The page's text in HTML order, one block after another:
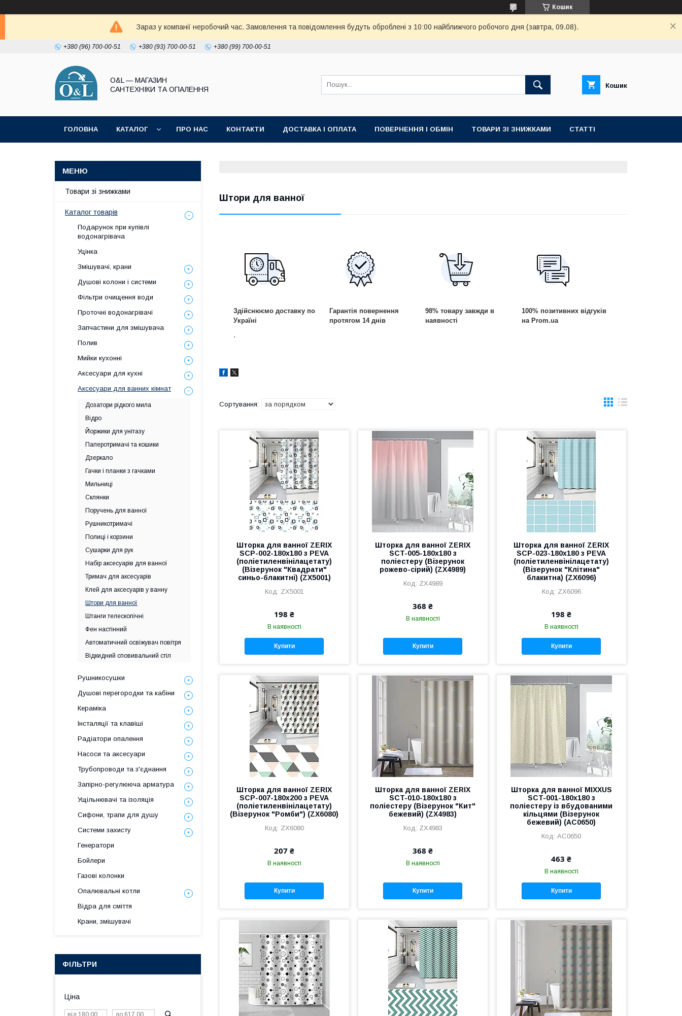
Кошик
Зараз у компанії неробочий час. Замовлення та повідомлення будуть оброблені з 10:00 найближчого робочого дня (завтра, 09.08).
+380 (96) 700-00-51 +380 (93) 700-00-51 +380 (99) 700-00-51
O&L — МАГАЗИН
САНТЕХНІКИ ТА ОПАЛЕННЯ
Кошик
ГОЛОВНА КАТАЛОГ ПРО НАС КОНТАКТИ ДОСТАВКА І ОПЛАТА ПОВЕРНЕННЯ І ОБМІН ТОВАРИ ЗІ ЗНИЖКАМИ СТАТТІ
Штори для ванної
Здійснюємо доставку по
Україні
.
Гарантія повернення
протягом 14 днів
98% товару завжди в
наявності
100% позитивних відгуків
на Prom.ua
Шторка для ванної ZERIX
SCP-002-180x180 з PEVA
(поліетиленвінілацетату)
(Візерунок "Квадрати"
синьо-блакитні) (ZX5001)
ZX5001
198 ₴
В наявності
Купити
Шторка для ванної ZERIX
SCT-005-180x180 з
поліестеру (Візерунок
рожево-сірий) (ZX4989)
ZX4989
368 ₴
В наявності
Купити
Шторка для ванної ZERIX
SCP-023-180x180 з PEVA
(поліетиленвінілацетату)
(Візерунок "Клітина"
блакитна) (ZX6096)
ZX6096
198 ₴
В наявності
Купити
Шторка для ванної ZERIX
SCP-007-180x200 з PEVA
(поліетиленвінілацетату)
(Візерунок "Ромби") (ZX6080)
ZX6080
207 ₴
В наявності
Купити
Шторка для ванної ZERIX
SCT-010-180x180 з
поліестеру (Візерунок "Кит"
бежевий) (ZX4983)
ZX4983
368 ₴
В наявності
Купити
Шторка для ванної MIXXUS
SCT-001-180x180 з
поліестеру із вбудованими
кільцями (Візерунок
бежевий) (AC0650)
AC0650
463 ₴
В наявності
Купити
Товари зі знижками
Каталог товарів
Подарунок при купівлі
водонагрівача
Уцінка
Змішувачі, крани
Душові колони і системи
Фільтри очищення води
Проточні водонагрівачі
Запчастини для змішувача
Полив
Мийки кухонні
Аксесуари для кухні
Аксесуари для ванних кімнат
Дозатори рідкого мила
Відро
Йоржики для унітазу
Паперотримачі та кошики
Дзеркало
Гачки і планки з гачками
Мильниці
Склянки
Поручень для ванної
Рушникотримачі
Полиці і корзини
Сушарки для рук
Набір аксесуарів для ванної
Тримач для аксесуарів
Клей для аксесуарів у ванну
Штори для ванної
Штанги телескопічні
Фен настінний
Автоматичний освіжувач повітря
Відкидний сповивальний стіл
Рушникосушки
Душові перегородки та кабіни
Кераміка
Інсталяції та клавіші
Радіатори опалення
Насоси та аксесуари
Трубопроводи та з'єднання
Запірно-регулююча арматура
Ущільнювачі та ізоляція
Сифони, трапи для душу
Системи захисту
Генератори
Бойлери
Газові колонки
Опалювальні котли
Відра для сміття
Крани, змішувачі
ФІЛЬТРИ
Ціна